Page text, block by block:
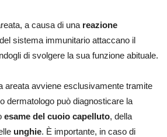
a causa di una reazione
sistema immunitario attaccano il
di svolgere la sua funzione abituale.
areata avviene esclusivamente tramite
dermatologo può diagnosticare la
esame del cuoio capelluto, della
unghie. È importante, in caso di